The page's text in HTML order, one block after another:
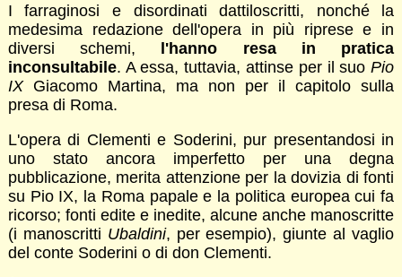
I farraginosi e disordinati dattiloscritti, nonché la
medesima redazione dell'opera in più riprese e in
diversi schemi, l'hanno resa in pratica
inconsultabile. A essa, tuttavia, attinse per il suoPio
IXGiacomo Martina, ma non per il capitolo sulla
presa di Roma.
L'opera di Clementi e Soderini, pur presentandosi in
uno stato ancora imperfetto per una degna
pubblicazione, merita attenzione per la dovizia di fonti
su Pio IX, la Roma papale e la politica europea cui fa
ricorso; fonti edite e inedite, alcune anche manoscritte
(i manoscritti Ubaldini, per esempio), giunte al vaglio
del conte Soderini o di don Clementi.